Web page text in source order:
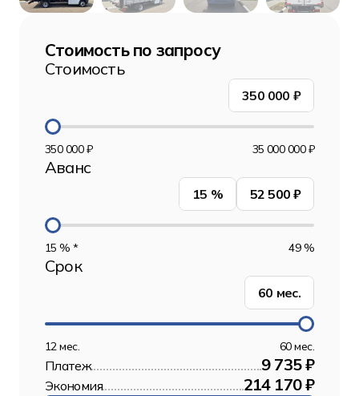
Стоимость по запросу
Стоимость
350 000 ₽
350 000 ₽ 35 000 000 ₽
Аванс
15 % 52 500 ₽
15 % * 49 %
Срок
60 мес.
12 мес. 60 мес.
Платеж 9 735 ₽
Экономия 214 170 ₽